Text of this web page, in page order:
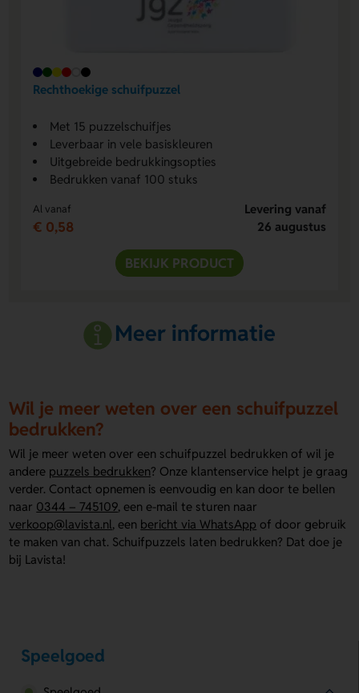
Rechthoekige schuifpuzzel
Met 15 puzzelschuifjes
Leverbaar in vele basiskleuren
Uitgebreide bedrukkingsopties
Bedrukken vanaf 100 stuks
Al vanaf
€ 0,58
Levering vanaf
26 augustus
BEKIJK PRODUCT
Meer informatie
Wil je meer weten over een schuifpuzzel
bedrukken?
Wil je meer weten over een schuifpuzzel bedrukken of wil je
andere puzzels bedrukken? Onze klantenservice helpt je graag
verder. Contact opnemen is eenvoudig en kan door te bellen
naar 0344 – 745109, een e-mail te sturen naar
verkoop@lavista.nl, een bericht via WhatsApp of door gebruik
te maken van chat. Schuifpuzzels laten bedrukken? Dat doe je
bij Lavista!
Speelgoed